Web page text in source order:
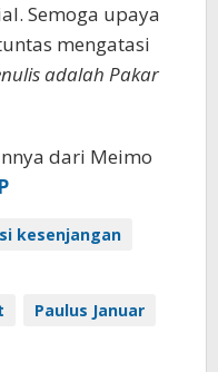
Semoga upaya
mengatasi
adalah Pakar
dari Meimo
kesenjangan
Paulus Januar